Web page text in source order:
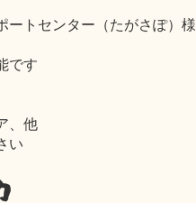
ートセンター（たがさぽ）様
です
、他
い